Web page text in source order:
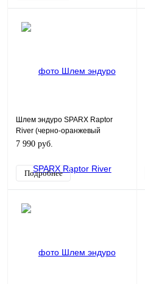
Шлем эндуро SPARX Raptor
River (черно-оранжевый
матовый, L)
7 990 руб.
Подробнее